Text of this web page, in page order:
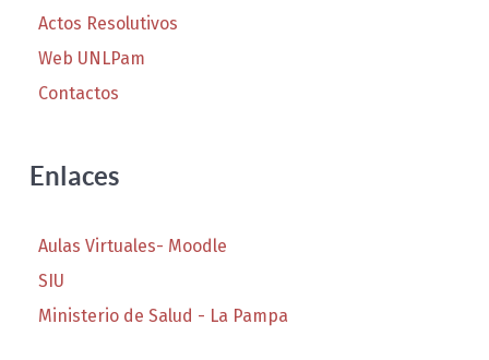
Actos Resolutivos
Web UNLPam
Contactos
Enlaces
Aulas Virtuales- Moodle
SIU
Ministerio de Salud - La Pampa